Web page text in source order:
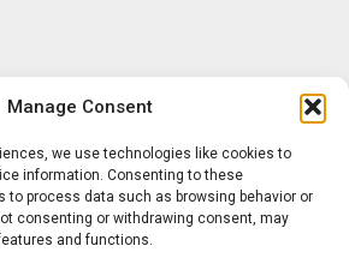
Manage Consent
we use technologies like cookies to
information. Consenting to these
to process data such as browsing behavior or
consenting or withdrawing consent, may
and functions.